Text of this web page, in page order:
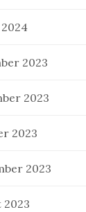
2023
2023
2023
2023
2023